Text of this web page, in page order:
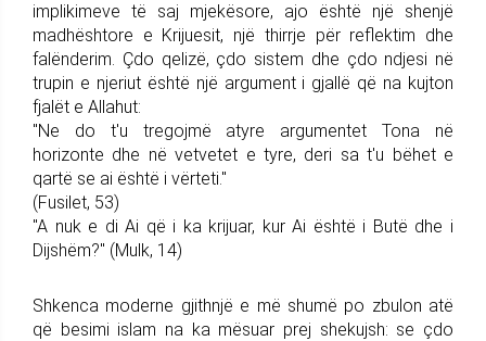
implikimeve të saj mjekësore, ajo është një shenjë
madhështore e Krijuesit, një thirrje për reflektim dhe
falënderim. Çdo qelizë, çdo sistem dhe çdo ndjesi në
trupin e njeriut është një argument i gjallë që na kujton
fjalët e Allahut:
"Ne do t'u tregojmë atyre argumentet Tona në
horizonte dhe në vetvetet e tyre, deri sa t'u bëhet e
qartë se ai është i vërteti."
(Fusilet, 53)
"A nuk e di Ai që i ka krijuar, kur Ai është i Butë dhe i
Dijshëm?" (Mulk, 14)
Shkenca moderne gjithnjë e më shumë po zbulon atë
që besimi islam na ka mësuar prej shekujsh: se çdo